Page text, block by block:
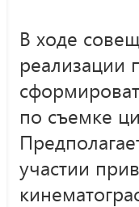
В ходе
реализации
по съемке
участии